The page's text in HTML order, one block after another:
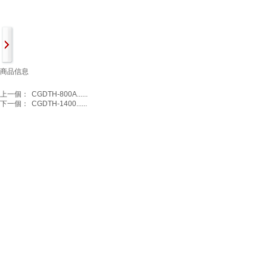
商品信息
上一個：
CGDTH-800A......
下一個：
CGDTH-1400......